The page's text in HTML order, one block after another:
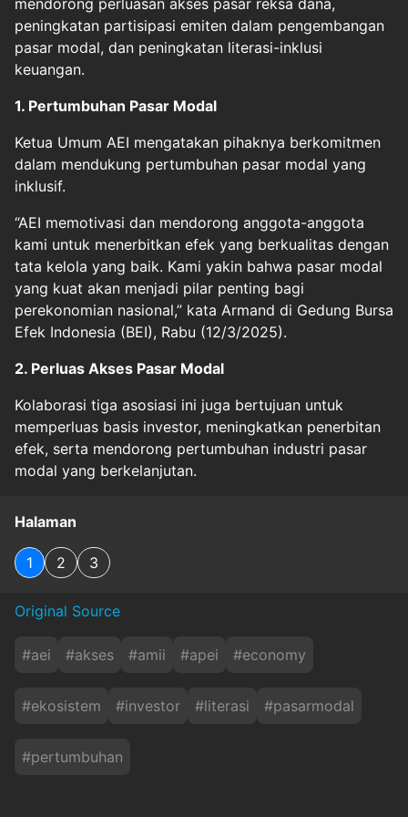
mendorong perluasan akses pasar reksa dana,
peningkatan partisipasi emiten dalam pengembangan
pasar modal, dan peningkatan literasi-inklusi
keuangan.
1. Pertumbuhan Pasar Modal
Ketua Umum AEI mengatakan pihaknya berkomitmen
dalam mendukung pertumbuhan pasar modal yang
inklusif.
“AEI memotivasi dan mendorong anggota-anggota
kami untuk menerbitkan efek yang berkualitas dengan
tata kelola yang baik. Kami yakin bahwa pasar modal
yang kuat akan menjadi pilar penting bagi
perekonomian nasional,” kata Armand di Gedung Bursa
Efek Indonesia (BEI), Rabu (12/3/2025).
2. Perluas Akses Pasar Modal
Kolaborasi tiga asosiasi ini juga bertujuan untuk
memperluas basis investor, meningkatkan penerbitan
efek, serta mendorong pertumbuhan industri pasar
modal yang berkelanjutan.
Halaman
1 2 3
Original Source
#aei #akses #amii #apei #economy
#ekosistem #investor #literasi #pasarmodal
#pertumbuhan